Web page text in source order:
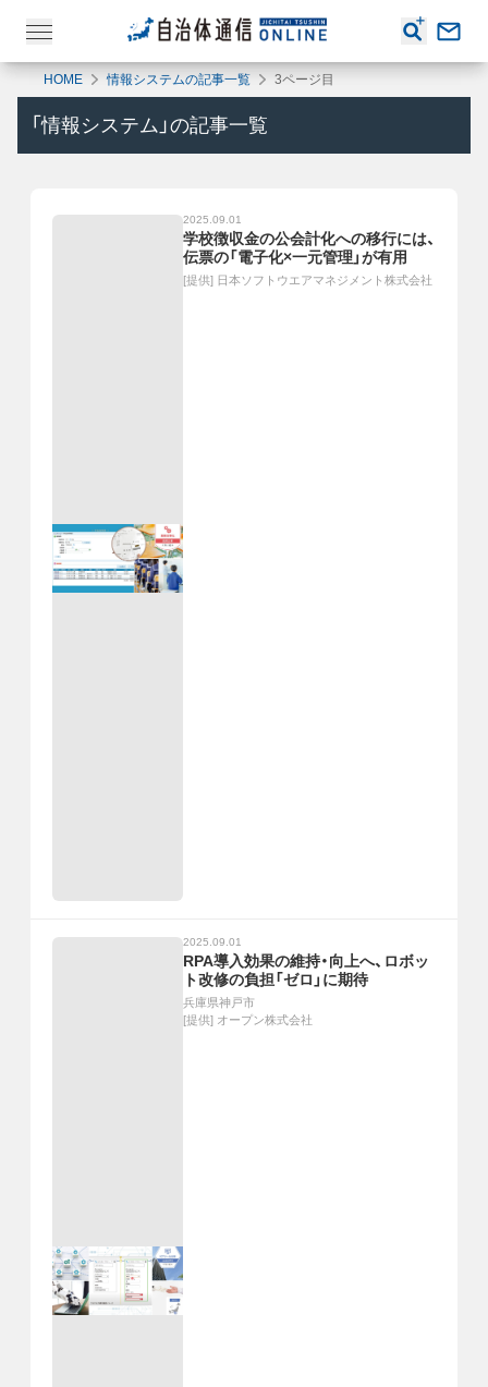
HOME 情報システムの記事一覧 3ページ目
「情報システム 」の記事一覧
2025.09.01
学校徴収金の公会計化への移行には、
伝票の「電子化×一元管理」が有用
[提供] 日本ソフトウエアマネジメント株式会社
2025.09.01
RPA導入効果の維持・向上へ、ロボッ
ト改修の負担「ゼロ」に期待
兵庫県神戸市
[提供] オープン株式会社